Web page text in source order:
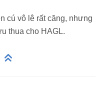
cú vô lê rất căng, nhưng
thua cho HAGL.